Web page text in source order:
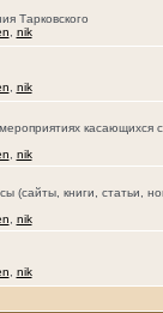
Тарковского
nik
nik
касающихся
nik
(сайты, книги, статьи,
nik
nik